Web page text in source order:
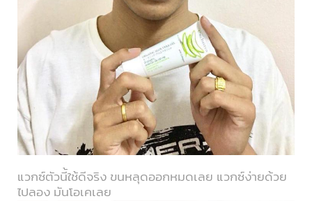
แวกซ์ตัวนี้ใช้ดีจริง ขนหลุดออกหมดเลย แวกซ์ง่ายด้วย
ไปลอง มันโอเคเลย